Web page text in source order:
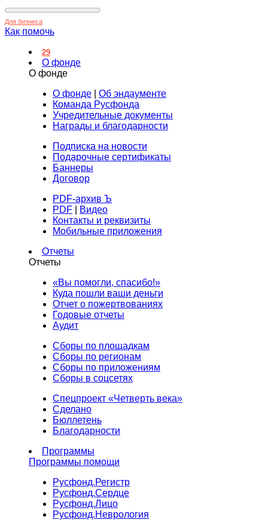
Для бизнеса
Как помочь
29
О фонде
О фонде
О фонде
Об эндаументе
Команда Русфонда
Учредительные документы
Награды и благодарности
Подписка на новости
Подарочные сертификаты
Баннеры
Договор
PDF-архив Ъ
PDF
Видео
Контакты и реквизиты
Мобильные приложения
Отчеты
Отчеты
«Вы помогли, спасибо!»
Куда пошли ваши деньги
Отчет о пожертвованиях
Годовые отчеты
Аудит
Сборы по площадкам
Сборы по регионам
Сборы по приложениям
Сборы в соцсетях
Спецпроект «Четверть века»
Сделано
Бюллетень
Благодарности
Программы
Программы помощи
Русфонд.Регистр
Русфонд.Сердце
Русфонд.Лицо
Русфонд.Неврология